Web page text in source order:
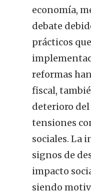
economía,
debate
prácticos
reformas
fiscal,
deterioro
tensiones
sociales. La
signos de
impacto
siendo